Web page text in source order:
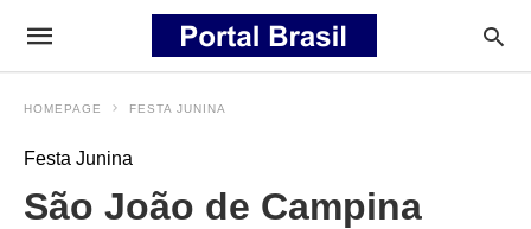
HOMEPAGE FESTA JUNINA
Festa Junina
São João de Campina